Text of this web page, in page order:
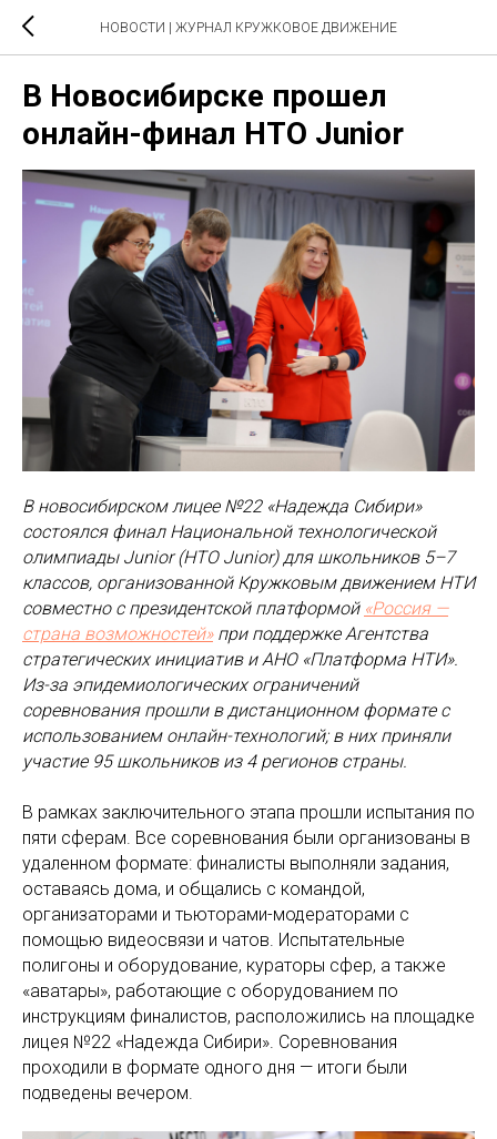
НОВОСТИ | ЖУРНАЛ КРУЖКОВОЕ ДВИЖЕНИЕ
В Новосибирске прошел
онлайн-финал НТО Junior
В новосибирском лицее №22 «Надежда Сибири»
состоялся финал Национальной технологической
олимпиады Junior (НТО Junior) для школьников 5–7
классов, организованной Кружковым движением НТИ
совместно с президентской платформой «Россия —
страна возможностей»при поддержке Агентства
стратегических инициатив и АНО «Платформа НТИ».
Из-за эпидемиологических ограничений
соревнования прошли в дистанционном формате с
использованием онлайн-технологий; в них приняли
участие 95 школьников из 4 регионов страны.
В рамках заключительного этапа прошли испытания по
пяти сферам. Все соревнования были организованы в
удаленном формате: финалисты выполняли задания,
оставаясь дома, и общались с командой,
организаторами и тьюторами-модераторами с
помощью видеосвязи и чатов. Испытательные
полигоны и оборудование, кураторы сфер, а также
«аватары», работающие с оборудованием по
инструкциям финалистов, расположились на площадке
лицея №22 «Надежда Сибири». Соревнования
проходили в формате одного дня — итоги были
подведены вечером.